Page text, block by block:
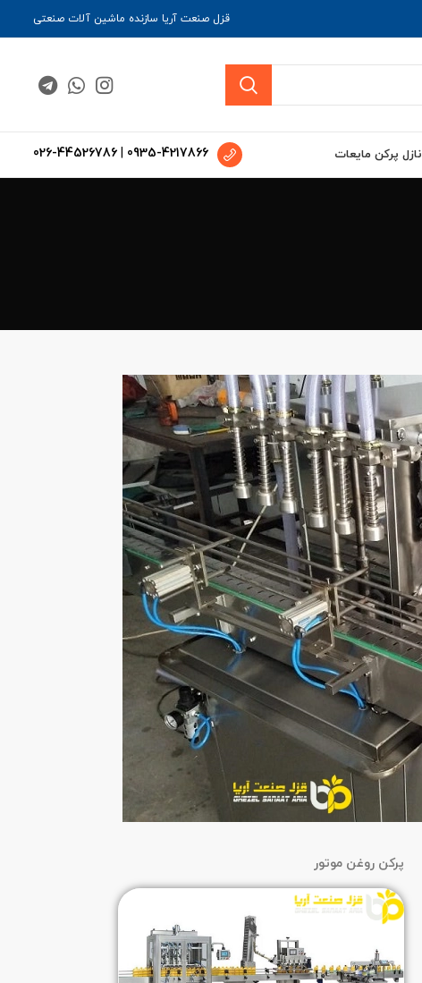
قزل صنعت آریا سازنده ماشین آلات صنعتی
نازل پرکن مایعات 0935-4217866
|
026-44526786
پرکن روغن موتور